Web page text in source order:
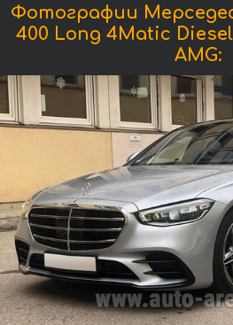
Фотографии
400 Long 4Matic
AMG: